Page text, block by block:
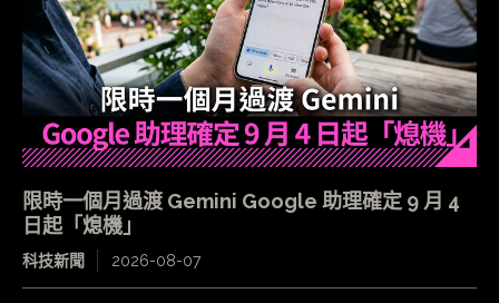
限時一個月過渡 Gemini Google 助理確定 9 月 4
日起「熄機」
科技新聞 2026-08-07